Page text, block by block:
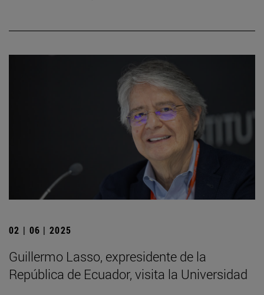
02 | 06 | 2025
Guillermo Lasso, expresidente de la
República de Ecuador, visita la Universidad